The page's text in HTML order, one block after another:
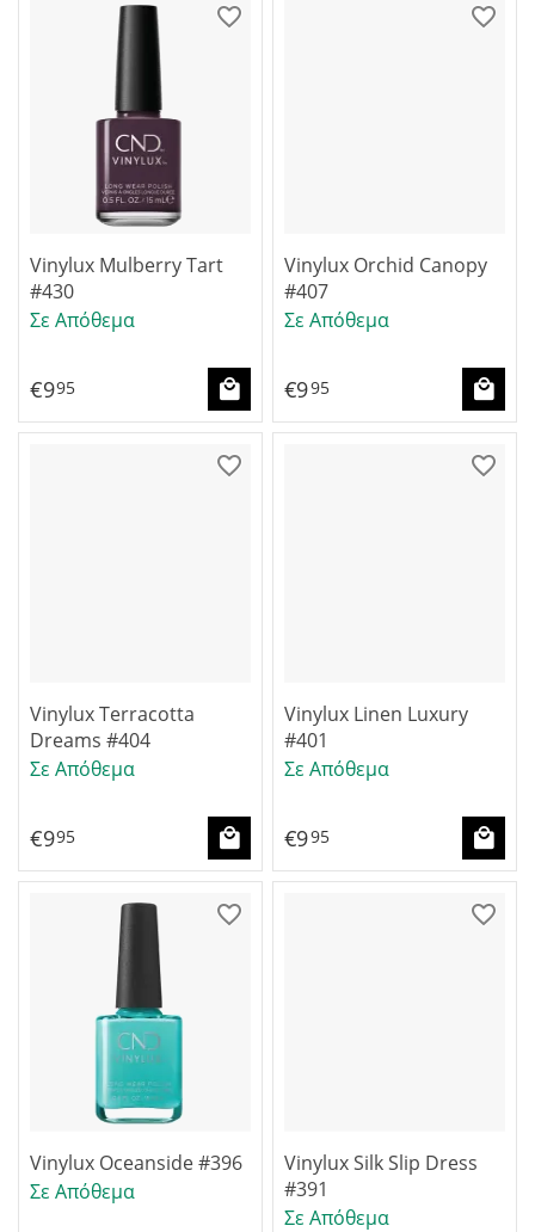
Vinylux Mulberry Tart
#430
Σε Απόθεμα
€995
Vinylux Orchid Canopy
#407
Σε Απόθεμα
€995
Vinylux Terracotta
Dreams #404
Σε Απόθεμα
€995
Vinylux Linen Luxury
#401
Σε Απόθεμα
€995
Vinylux Oceanside #396
Σε Απόθεμα
Vinylux Silk Slip Dress
#391
Σε Απόθεμα